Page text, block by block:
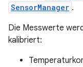
SensorManager .
Die Messwerte
kalibriert: